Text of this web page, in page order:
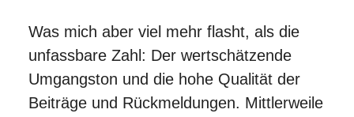
Was mich aber viel mehr flasht, als die
unfassbare Zahl: Der wertschätzende
Umgangston und die hohe Qualität der
Beiträge und Rückmeldungen. Mittlerweile